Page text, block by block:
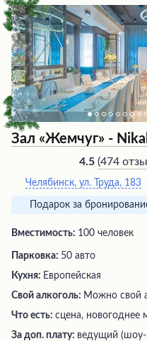
сытными завтраками.
живописной природной
атмосферу отдыха и
размещение в
ухоженной территории
Банкет-холл - отличное
деловых мероприятий в
Зал «Жемчуг» -
4.5 (474
Челябинск, ул. Труда, 183
Подарок за
Вместимость: 100 человек
Парковка: 50 авто
Кухня: Европейская
Свой алкоголь: Можно свой
Что есть: сцена, новогоднее
За доп. плату: ведущий (шоу-